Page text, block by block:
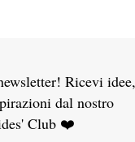
Ricevi idee,
dal nostro
Club ❤️